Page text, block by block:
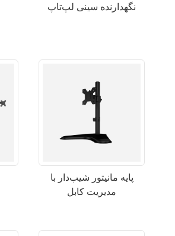
نگهدارنده سینی لپ‌تاپ
پایه مانیتور شیب‌دار با
مدیریت کابل